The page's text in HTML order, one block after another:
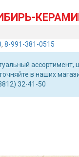
, 8-991-381-0515
ассортимент,
в наших
32-41-50